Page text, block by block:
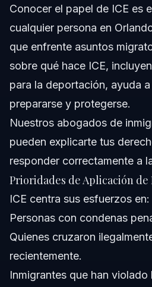
Conocer el papel de ICE es
cualquier persona en
que enfrente asuntos
sobre qué hace ICE,
para la deportación, ayuda
prepararse y protegerse.
Nuestros abogados de
pueden explicarte tus
responder correctamente a
Prioridades de Aplicación de
ICE centra sus esfuerzos en:
Personas con condenas
Quienes cruzaron
recientemente.
Inmigrantes que han